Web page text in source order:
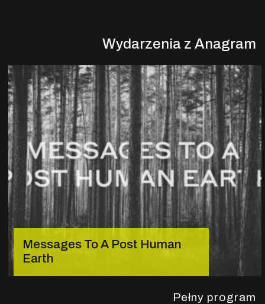
Wydarzenia z Anagram
Messages To A Post Human
Earth
Pełny program